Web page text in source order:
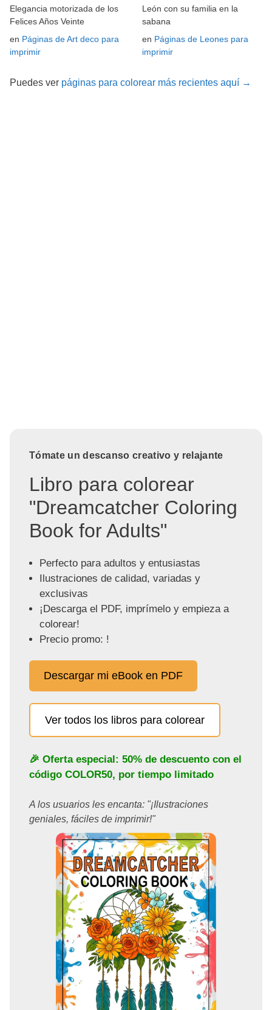
Elegancia motorizada de los
Felices Años Veinte
en Páginas de Art deco para
imprimir
León con su familia en la
sabana
en Páginas de Leones para
imprimir
Puedes ver páginas para colorear más recientes aquí →
Tómate un descanso creativo y relajante
Libro para colorear
"Dreamcatcher Coloring
Book for Adults"
Perfecto para adultos y entusiastas
Ilustraciones de calidad, variadas y
exclusivas
¡Descarga el PDF, imprímelo y empieza a
colorear!
Precio promo: !
Descargar mi eBook en PDF
Ver todos los libros para colorear
🎉 Oferta especial: 50% de descuento con el
código COLOR50, por tiempo limitado
A los usuarios les encanta: "¡Ilustraciones
geniales, fáciles de imprimir!"